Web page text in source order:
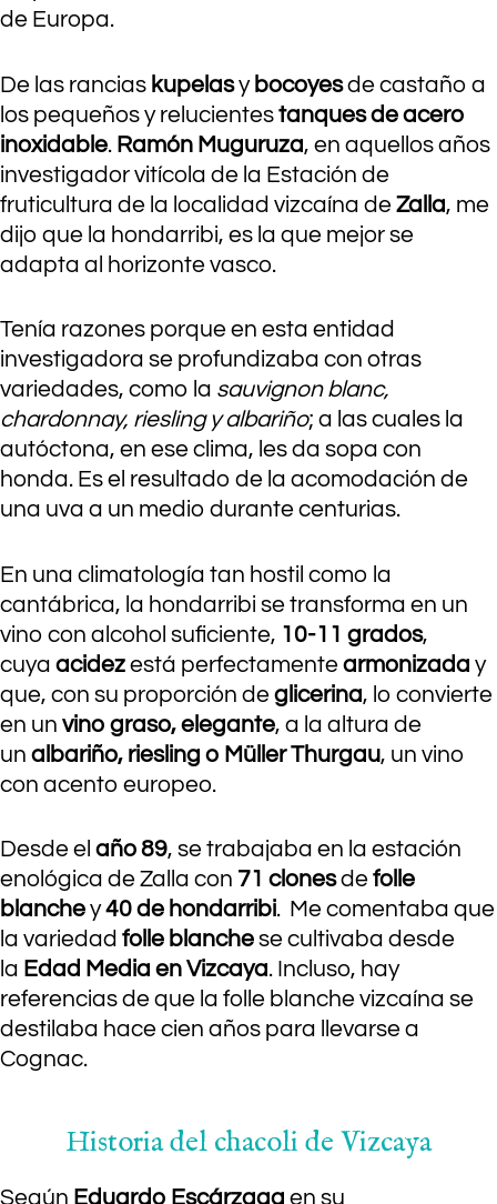
de Europa.
De las rancias kupelasy bocoyesde castaño a
los pequeños y relucientestanques de acero
inoxidable. Ramón Muguruza, en aquellos años
investigador vitícola de la Estación de
fruticultura de la localidad vizcaína deZalla, me
dijo que la hondarribi, es la que mejor se
adapta al horizonte vasco.
Tenía razones porque en esta entidad
investigadora se profundizaba con otras
variedades, como la sauvignon blanc,
chardonnay, riesling y albariño; a las cuales la
autóctona, en ese clima, les da sopa con
honda. Es el resultado de la acomodación de
una uva a un medio durante centurias.
En una climatología tan hostil como la
cantábrica, la hondarribi se transforma en un
vino con alcohol suficiente, 10-11 grados,
cuya acidezestá perfectamentearmonizada y
que, con su proporción deglicerina, lo convierte
en un vino graso, elegante, a la altura de
un albariño, riesling o Müller Thurgau, un vino
con acento europeo.
Desde el año89, se trabajaba en la estación
enológica de Zalla con 71 clonesdefolle
blanchey40 de hondarribi. Me comentaba que
la variedad folle blanchese cultivaba desde
la Edad Media en Vizcaya. Incluso, hay
referencias de que la folle blanche vizcaína se
destilaba hace cien años para llevarse a
Cognac.
Historia del chacoli de Vizcaya
Según Eduardo Escárzaga en su